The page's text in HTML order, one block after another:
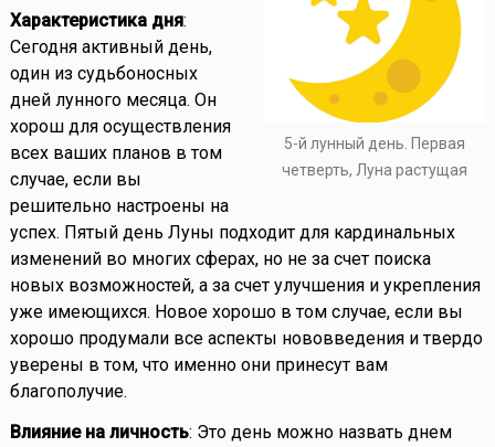
5-й лунный день. Первая
четверть, Луна растущая
Характеристика дня:
Сегодня активный день,
один из судьбоносных
дней лунного месяца. Он
хорош для осуществления
всех ваших планов в том
случае, если вы
решительно настроены на
успех. Пятый день Луны подходит для кардинальных
изменений во многих сферах, но не за счет поиска
новых возможностей, а за счет улучшения и укрепления
уже имеющихся. Новое хорошо в том случае, если вы
хорошо продумали все аспекты нововведения и твердо
уверены в том, что именно они принесут вам
благополучие.
Влияние на личность: Это день можно назвать днем